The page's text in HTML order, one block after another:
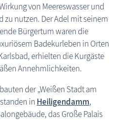
von Meereswasser und
zu nutzen. Der Adel mit seinem
Bürgertum waren die
Badekurleben in Orten
erhielten die Kurgäste
Annehmlichkeiten.
der „Weißen Stadt am
in Heiligendamm,
das Große Palais